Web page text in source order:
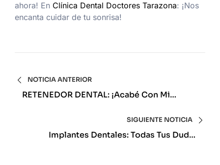
ahora! En Clínica Dental Doctores Tarazona: ¡Nos
encanta cuidar de tu sonrisa!
NOTICIA ANTERIOR
RETENEDOR DENTAL: ¡Acabé Con Mi
SIGUIENTE NOTICIA
Implantes Dentales: Todas Tus Dudas